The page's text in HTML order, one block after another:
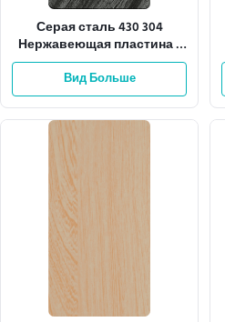
Серая сталь 430 304
Нержавеющая пластина 1
мм Стальной лист для
кухонных столешниц
Вид Больше